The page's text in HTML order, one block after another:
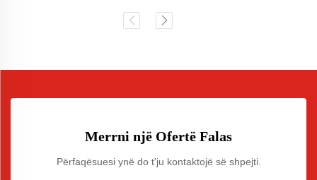
Merrni një Ofertë Falas
Përfaqësuesi ynë do t'ju kontaktojë së shpejti.